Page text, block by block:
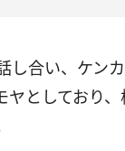
し合い、ケン
ヤとしており